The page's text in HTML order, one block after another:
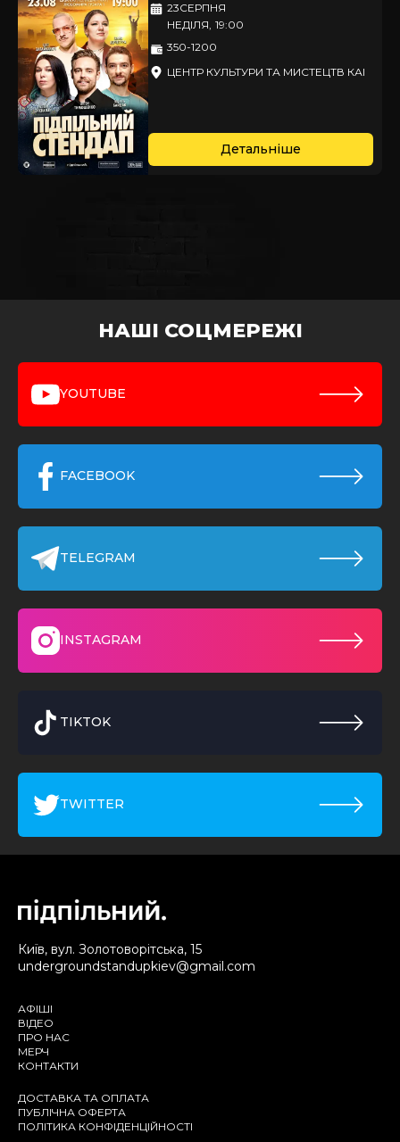
23СЕРПНЯ
НЕДІЛЯ, 19:00
350-1200
ЦЕНТР КУЛЬТУРИ ТА МИСТЕЦТВ КАІ
Детальніше
НАШІ СОЦМЕРЕЖІ
YOUTUBE
FACEBOOK
TELEGRAM
INSTAGRAM
TIKTOK
TWITTER
Київ, вул. Золотоворітська, 15
undergroundstandupkiev@gmail.com
АФІШІ
ВІДЕО
ПРО НАС
МЕРЧ
КОНТАКТИ
ДОСТАВКА ТА ОПЛАТА
ПУБЛІЧНА ОФЕРТА
ПОЛІТИКА КОНФІДЕНЦІЙНОСТІ